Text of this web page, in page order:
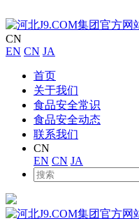
CN
EN CN JA
首页
关于我们
食品安全常识
食品安全动态
联系我们
CN
EN CN JA